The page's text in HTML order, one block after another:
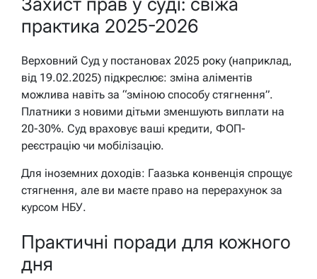
практика 2025-2026
Верховний Суд у постановах 2025 року (наприклад,
від 19.02.2025) підкреслює: зміна аліментів
можлива навіть за “зміною способу стягнення”.
Платники з новими дітьми зменшують виплати на
20-30%. Суд враховує ваші кредити, ФОП-
реєстрацію чи мобілізацію.
Для іноземних доходів: Гаазька конвенція спрощує
стягнення, але ви маєте право на перерахунок за
курсом НБУ.
Практичні поради для кожного
дня